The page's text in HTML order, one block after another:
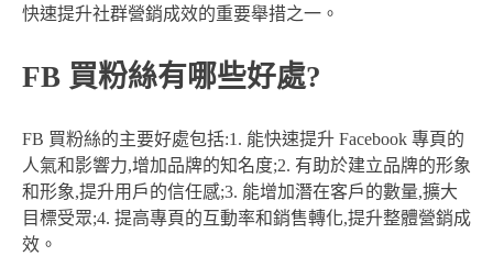
快速提升社群營銷成效的重要舉措之一。
FB 買粉絲有哪些好處?
FB 買粉絲的主要好處包括:1. 能快速提升 Facebook 專頁的
人氣和影響力,增加品牌的知名度;2. 有助於建立品牌的形象
和形象,提升用戶的信任感;3. 能增加潛在客戶的數量,擴大
目標受眾;4. 提高專頁的互動率和銷售轉化,提升整體營銷成
效。